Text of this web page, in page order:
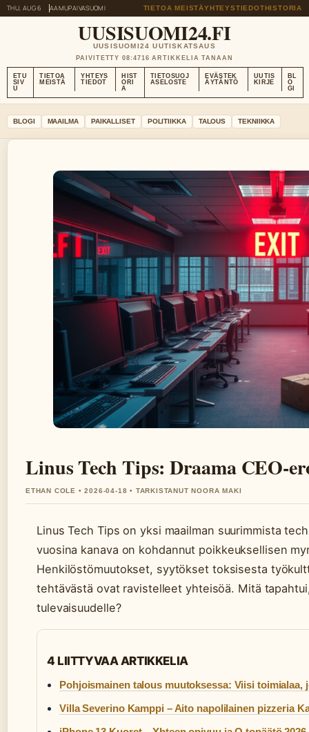
THU, AUG 6 AAMUPAIVASUOMI TIETOA MEISTÄYHTEYSTIEDOTHISTORIA
UUSISUOMI24.FI
UUSISUOMI24 UUTISKATSAUS
PAIVITETTY 08:4716 ARTIKKELIA TANAAN
ETU
SIV
U
TIETOA
MEISTÄ
YHTEYS
TIEDOT
HIST
ORI
A
TIETOSUOJ
ASELOSTE
EVÄSTEK
ÄYTÄNTÖ
UUTIS
KIRJE
BL
O
GI
BLOGI MAAILMA PAIKALLISET POLITIIKKA TALOUS TEKNIIKKA
Linus Tech Tips: Draama CEO-
ETHAN COLE • 2026-04-18 • TARKISTANUT NOORA MAKI
Linus Tech Tips on yksi maailman suurimmista
vuosina kanava on kohdannut poikkeuksellisen
Henkilöstömuutokset, syytökset toksisesta
tehtävästä ovat ravistelleet yhteisöä. Mitä
tulevaisuudelle?
4 LIITTYVAA ARTIKKELIA
Pohjoismainen talous muutoksessa: Viisi toimialaa,
Villa Severino Kamppi – Aito napolilainen pizzeria